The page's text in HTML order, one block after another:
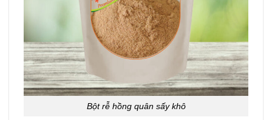
Bột rễ hồng quân sấy khô